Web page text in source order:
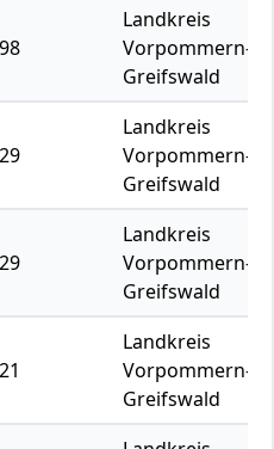
Landkreis
Vorpommern-
Greifswald
Landkreis
Vorpommern-
Greifswald
Landkreis
Vorpommern-
Greifswald
Landkreis
Vorpommern-
Greifswald